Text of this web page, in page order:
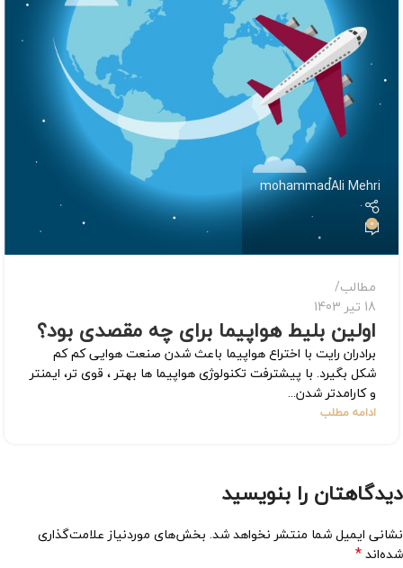
mohammadAli Mehri
0
مطالب
18 تیر 1403
اولین بلیط هواپیما برای چه مقصدی بود؟
برادران رایت با اختراع هواپیما باعث شدن صنعت هوایی کم کم
شکل بگیرد. با پیشترفت تکنولوژی هواپیما ها بهتر ، قوی تر، ایمنتر
و کارامدتر شدن...
ادامه مطلب
دیدگاهتان را بنویسید
نشانی ایمیل شما منتشر نخواهد شد. بخش‌های موردنیاز علامت‌گذاری
شده‌اند*